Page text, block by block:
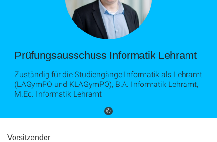
©
Prüfungsausschuss Informatik Lehramt
Zuständig für die Studiengänge Informatik als Lehramt
(LAGymPO und KLAGymPO), B.A. Informatik Lehramt,
M.Ed. Informatik Lehramt
Vorsitzender